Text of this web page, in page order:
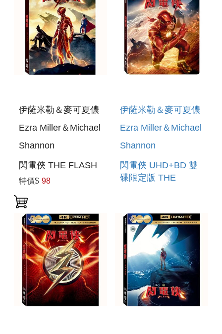
伊薩米勒＆麥可夏儂
Ezra Miller＆Michael
Shannon
閃電俠 THE FLASH
特價$ 98
伊薩米勒＆麥可夏儂
Ezra Miller＆Michael
Shannon
閃電俠 UHD+BD 雙
碟限定版 THE